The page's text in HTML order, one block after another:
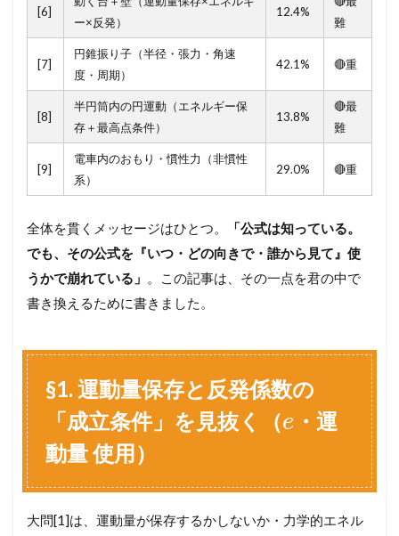
答
＋
サ
ク
ッ
と
解
説
2.2
§
.
2
💡
も
っ
く
解
し
た
い
人
へ
─
保
[6]
ー×反発）
12.4%
難
[7]
円錐振り子（半径・張力・角速
度・周期）
42.1% 🔴重
[8]
半円筒内の円運動（エネルギー保
存＋最高点条件）
13.8%
🔴最
難
[9]
電車内のおもり・慣性力（非慣性
系）
29.0% 🔴重
全体を貫くメッセージはひとつ。
「公式は知っている。
でも、その公式を『いつ・どの向きで・誰から見て』使
うかで崩れている」 。この記事は、その一点を君の中で
書き換えるために書きました。
§1. 運動量保存と反発係数の
「成立条件」を見抜く（e ・運
動量 使用）
大問[1]は、運動量が保存するかしないか・力学的エネル